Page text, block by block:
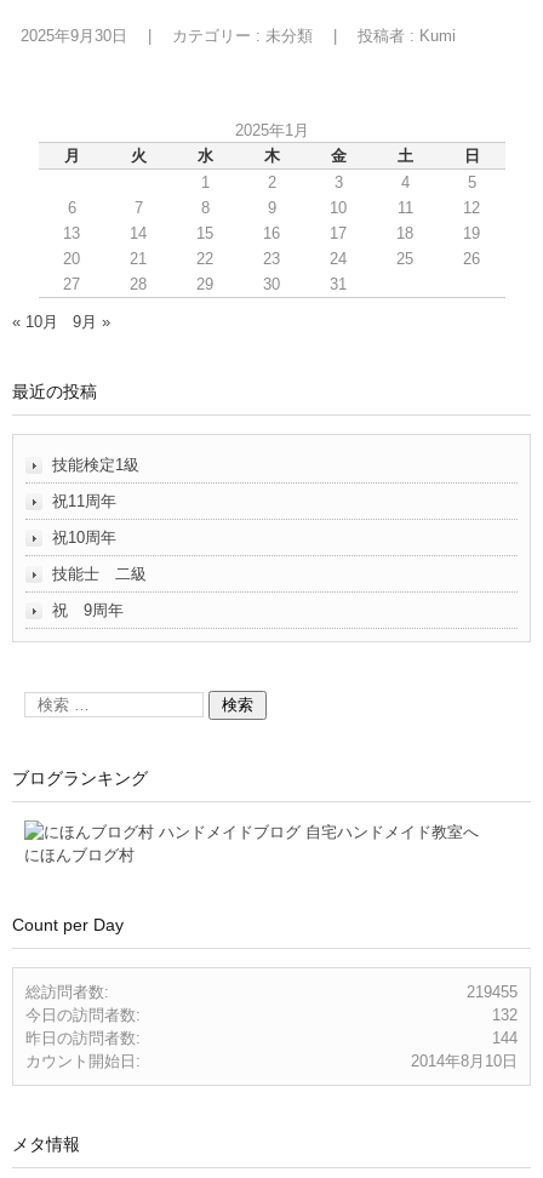
2025年9月30日 | カテゴリー : 未分類 | 投稿者 : Kumi
2025年1月
月
火 水 木 金 土
日
1
2 3 4
5
6
7 8 9 10 11
12
13
14 15 16 17 18
19
20
21 22 23 24 25
26
27
28 29 30 31
« 10月 9月 »
最近の投稿
技能検定1級
祝11周年
祝10周年
技能士 二級
祝 9周年
ブログランキング
にほんブログ村
Count per Day
219455
総訪問者数:
132
今日の訪問者数:
144
昨日の訪問者数:
2014年8月10日
カウント開始日:
メタ情報